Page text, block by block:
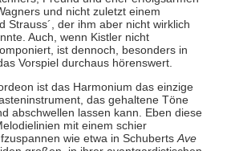
und nicht zuletzt einem
Strauss´, der ihm aber nicht wirklich
Auch, wenn Kistler nicht
ist dennoch, besonders in
Vorspiel durchaus hörenswert.
ist das Harmonium das einzige
das gehaltene Töne
abschwellen lassen kann. Eben diese
mit einem schier
wie etwa in Schuberts Ave